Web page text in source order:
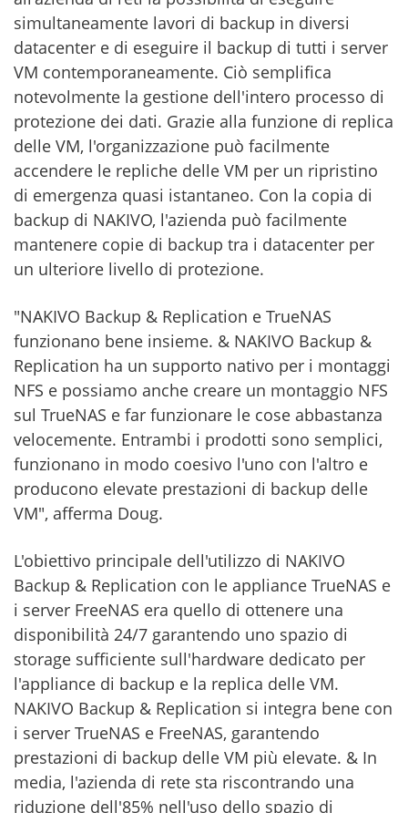
simultaneamente lavori di backup in diversi
datacenter e di eseguire il backup di tutti i server
VM contemporaneamente. Ciò semplifica
notevolmente la gestione dell'intero processo di
protezione dei dati. Grazie alla funzione di replica
delle VM, l'organizzazione può facilmente
accendere le repliche delle VM per un ripristino
di emergenza quasi istantaneo. Con la copia di
backup di NAKIVO, l'azienda può facilmente
mantenere copie di backup tra i datacenter per
un ulteriore livello di protezione.
"NAKIVO Backup & Replication e TrueNAS
funzionano bene insieme. & NAKIVO Backup &
Replication ha un supporto nativo per i montaggi
NFS e possiamo anche creare un montaggio NFS
sul TrueNAS e far funzionare le cose abbastanza
velocemente. Entrambi i prodotti sono semplici,
funzionano in modo coesivo l'uno con l'altro e
producono elevate prestazioni di backup delle
VM", afferma Doug.
L'obiettivo principale dell'utilizzo di NAKIVO
Backup & Replication con le appliance TrueNAS e
i server FreeNAS era quello di ottenere una
disponibilità 24/7 garantendo uno spazio di
storage sufficiente sull'hardware dedicato per
l'appliance di backup e la replica delle VM.
NAKIVO Backup & Replication si integra bene con
i server TrueNAS e FreeNAS, garantendo
prestazioni di backup delle VM più elevate. & In
media, l'azienda di rete sta riscontrando una
riduzione dell'85% nell'uso dello spazio di